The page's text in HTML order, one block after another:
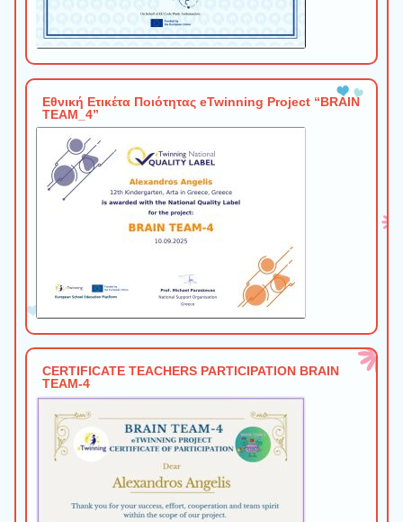
Εθνική Ετικέτα Ποιότητας eTwinning Project “BRAIN
TEAM_4”
CERTIFICATE TEACHERS PARTICIPATION BRAIN
TEAM-4